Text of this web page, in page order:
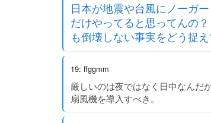
日本が地震や台風にノーガ
だけやってると思ってんの
も倒壊しない事実をどう捉え
19: ffggmm
厳しいのは夜ではなく日中なんだ
扇風機を導入すべき。